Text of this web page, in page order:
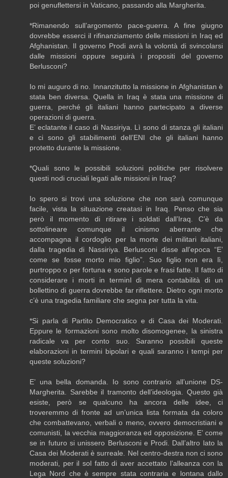
poi genuflettersi in Vaticano, passando alla Margherita.
*Rimanendo sull’argomento pace-guerra. A fine giugno
dovrebbe esserci il rifinanziamento delle missioni in Iraq ed
Afghanistan. Il governo Prodi avrà la volontà di svincolarsi
dalle missioni oppure seguirà i propositi del governo
Berlusconi?
Io mi auguro di no. Innanzitutto la missione in Afghanistan è
stata ben diversa. Quella in Iraq è stata una missione di
guerra, perché gli italiani hanno partecipato a diverse
operazioni di guerra.
E’ eclatante il caso di Nassiriya. Lì sono di stanza gli italiani
e ci sono gli stabilimenti dell’ENI che gli italiani hanno
protetto durante la missione.
*Quali sono le possibili soluzioni politiche per risolvere
questi nodi cruciali legati alle missioni in Iraq?
Io spero si trovi una soluzione che non sarà comunque
facile, vista la situazione creatasi in Iraq. Penso che sia
però il momento di ritirare i soldati dall’Iraq. C’è da
sottolineare comunque il cinismo aberrante che
accompagna il cordoglio per la morte dei militari italiani,
dalla tragedia di Nassiriya. Berlusconi disse all’epoca “E’
come se fosse morto mio figlio”. Suo figlio non era lì,
purtroppo o per fortuna e sono parole e frasi fatte. Il fatto di
considerare i morti in terminI di mera contabilità di un
bollettino di guerra dovrebbe far riflettere. Dietro ogni morto
c’è una tragedia familiare che segna per tutta la vita.
*Si parla di Partito Democratico e di Casa dei Moderati.
Eppure le formazioni sono molto disomogenee, la sinistra
radicale va per conto suo. Saranno possibili queste
elaborazioni in termini bipolari e quali saranno i tempi per
queste soluzioni?
E’ una bella domanda. Io sono contrario all’unione DS-
Margherita. Sarebbe il tramonto dell’ideologia. Questo già
esiste, però se qualcuno ha ancora delle idee, ci
troveremmo di fronte ad un’unica lista formata da coloro
che combattevano, verbali o meno, ovvero democristiani e
comunisti, la vecchia maggioranza ed opposizione. E’ come
se in futuro si unissero Berlusconi e Prodi. Dall’altro lato la
Casa dei Moderati è surreale. Nel centro-destra non ci sono
moderati, per il sol fatto di aver accettato l’alleanza con la
Lega Nord che è sempre stata contraria e lontana dallo